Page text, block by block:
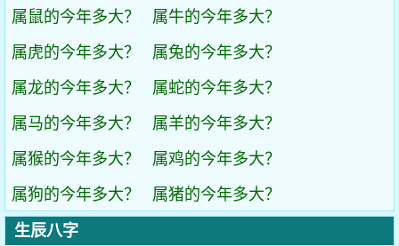
属鼠的今年多大？
属牛的今年多大？
属虎的今年多大？
属兔的今年多大？
属龙的今年多大？
属蛇的今年多大？
属马的今年多大？
属羊的今年多大？
属猴的今年多大？
属鸡的今年多大？
属狗的今年多大？
属猪的今年多大？
生辰八字